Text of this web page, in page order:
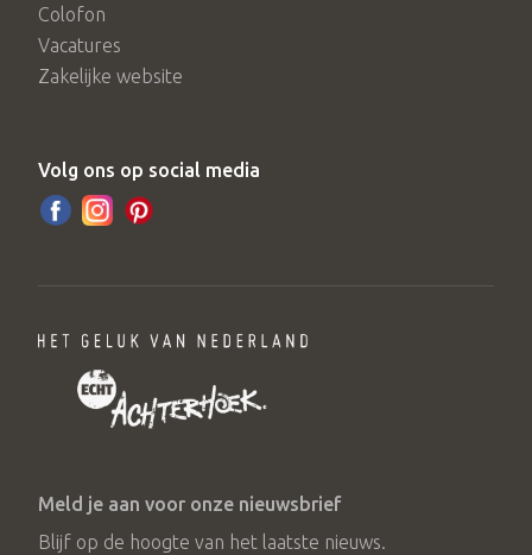
Colofon
Vacatures
Zakelijke website
Volg ons op social media
Meld je aan voor onze nieuwsbrief
Blijf op de hoogte van het laatste nieuws.